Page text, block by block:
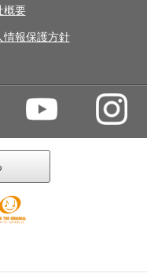
概要
情報保護方針